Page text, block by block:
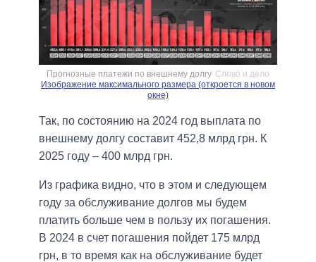
Прогнозные платежи по внешнему долгу Слово и дело
Изображение максимального размера (откроется в новом
окне)
Так, по состоянию на 2024 год выплата по
внешнему долгу составит 452,8 млрд грн. К
2025 году – 400 млрд грн.
Из графика видно, что в этом и следующем
году за обслуживание долгов мы будем
платить больше чем в пользу их погашения.
В 2024 в счет погашения пойдет 175 млрд
грн, в то время как на обслуживание будет